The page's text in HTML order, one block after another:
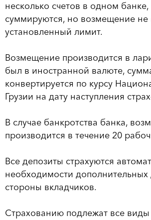
несколько счетов в одном
суммируются, но возмещение
установленный лимит.
Возмещение производится в
был в иностранной валюте,
конвертируется по курсу
Грузии на дату наступления
В случае банкротства банка,
производится в течение 20
Все депозиты страхуются
необходимости дополнительных
стороны вкладчиков.
Страхованию подлежат все виды